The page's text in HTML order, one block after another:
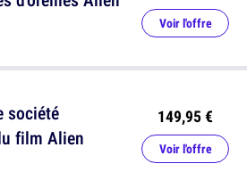
Voir l'offre
société
film Alien
149,95 €
Voir l'offre